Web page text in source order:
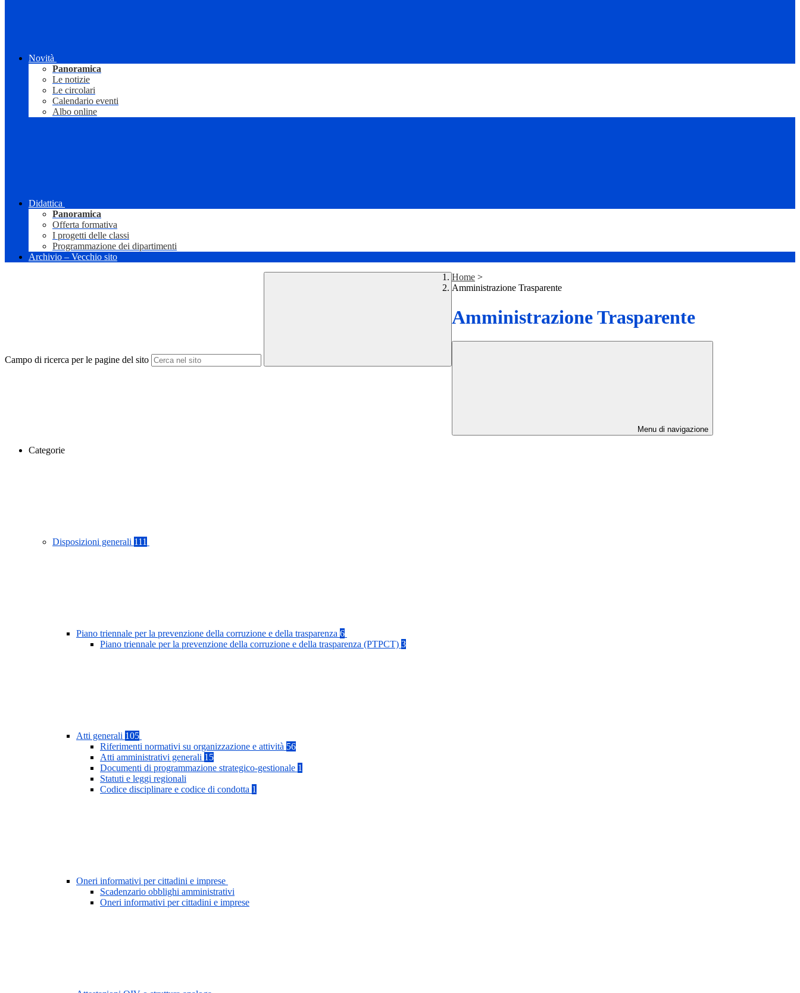
Novità
Panoramica
Le notizie
Le circolari
Calendario eventi
Albo online
Didattica
Panoramica
Offerta formativa
I progetti delle classi
Programmazione dei dipartimenti
Archivio – Vecchio sito
Campo di ricerca per le pagine del sito
Home >
Amministrazione Trasparente
Amministrazione Trasparente
Menu di navigazione
Categorie
Disposizioni generali 111
Piano triennale per la prevenzione della corruzione e della trasparenza 6
Piano triennale per la prevenzione della corruzione e della trasparenza (PTPCT) 3
Atti generali 105
Riferimenti normativi su organizzazione e attività 56
Atti amministrativi generali 15
Documenti di programmazione strategico-gestionale 1
Statuti e leggi regionali
Codice disciplinare e codice di condotta 1
Oneri informativi per cittadini e imprese
Scadenzario obblighi amministrativi
Oneri informativi per cittadini e imprese